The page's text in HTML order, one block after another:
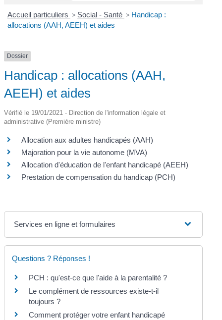
Accueil particuliers > Social - Santé > Handicap :
allocations (AAH, AEEH) et aides
Dossier
Handicap : allocations (AAH,
AEEH) et aides
Vérifié le 19/01/2021 - Direction de l'information légale et
administrative (Première ministre)
Allocation aux adultes handicapés (AAH)
Majoration pour la vie autonome (MVA)
Allocation d'éducation de l'enfant handicapé (AEEH)
Prestation de compensation du handicap (PCH)
Services en ligne et formulaires
Questions ? Réponses !
PCH : qu'est-ce que l'aide à la parentalité ?
Le complément de ressources existe-t-il
toujours ?
Comment protéger votre enfant handicapé